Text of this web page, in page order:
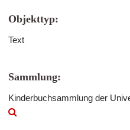
Objekttyp:
Text
Sammlung:
Kinderbuchsammlung der